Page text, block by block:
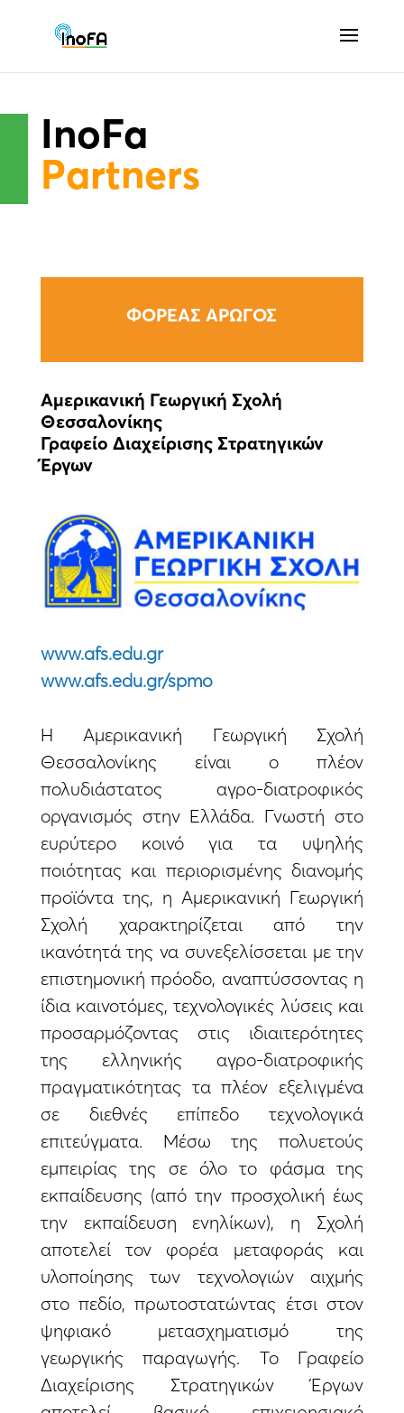
InoFa
Partners
ΦΟΡΕΑΣ ΑΡΩΓΟΣ
Αμερικανική Γεωργική Σχολή
Θεσσαλονίκης
Γραφείο Διαχείρισης Στρατηγικών
Έργων
www.afs.edu.gr
www.afs.edu.gr/spmo
Η Αμερικανική Γεωργική Σχολή
Θεσσαλονίκης είναι ο πλέον
πολυδιάστατος αγρο-διατροφικός
οργανισμός στην Ελλάδα. Γνωστή στο
ευρύτερο κοινό για τα υψηλής
ποιότητας και περιορισμένης διανομής
προϊόντα της, η Αμερικανική Γεωργική
Σχολή χαρακτηρίζεται από την
ικανότητά της να συνεξελίσσεται με την
επιστημονική πρόοδο, αναπτύσσοντας η
ίδια καινοτόμες, τεχνολογικές λύσεις και
προσαρμόζοντας στις ιδιαιτερότητες
της ελληνικής αγρο-διατροφικής
πραγματικότητας τα πλέον εξελιγμένα
σε διεθνές επίπεδο τεχνολογικά
επιτεύγματα. Μέσω της πολυετούς
εμπειρίας της σε όλο το φάσμα της
εκπαίδευσης (από την προσχολική έως
την εκπαίδευση ενηλίκων), η Σχολή
αποτελεί τον φορέα μεταφοράς και
υλοποίησης των τεχνολογιών αιχμής
στο πεδίο, πρωτοστατώντας έτσι στον
ψηφιακό μετασχηματισμό της
γεωργικής παραγωγής. Το Γραφείο
Διαχείρισης Στρατηγικών Έργων